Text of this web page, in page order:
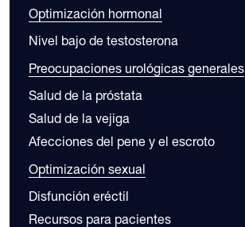
Optimización hormonal
Nivel bajo de testosterona
Preocupaciones urológicas generales
Salud de la próstata
Salud de la vejiga
Afecciones del pene y el escroto
Optimización sexual
Disfunción eréctil
Recursos para pacientes